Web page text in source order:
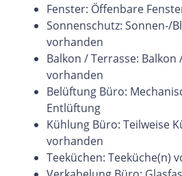
Fenster: Öffenbare
Sonnenschutz: Sonnen-/
vorhanden
Balkon / Terrasse:
vorhanden
Belüftung Büro:
Entlüftung
Kühlung Büro: Teilweise
vorhanden
Teeküchen: Teeküche(n)